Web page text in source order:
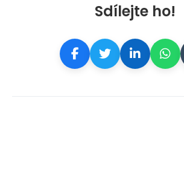
Sdílejte ho!